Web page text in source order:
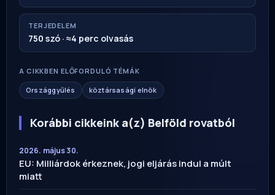
TERJEDELEM
750 szó · ≈4 perc olvasás
A CIKKBEN ELŐFORDULÓ TÉMÁK
Országgyűlés köztársasági elnök
Korábbi cikkeink a(z) Belföld rovatból
2026. május 30.
EU: Milliárdok érkeznek, jogi eljárás indul a múlt
miatt